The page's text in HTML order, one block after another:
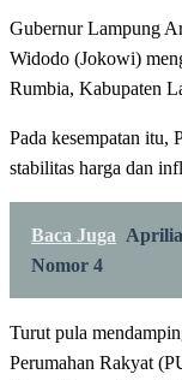
Gubernur Lampung
Widodo (Jokowi)
Rumbia, Kabupaten
Pada kesempatan itu,
stabilitas harga dan
Baca Juga
Nomor 4
Turut pula
Perumahan Rakyat